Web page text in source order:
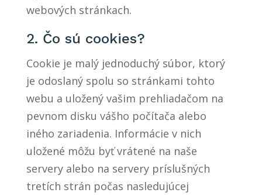
webových stránkach.
2. Čo sú cookies?
Cookie je malý jednoduchý súbor, ktorý
je odoslaný spolu so stránkami tohto
webu a uložený vašim prehliadačom na
pevnom disku vášho počítača alebo
iného zariadenia. Informácie v nich
uložené môžu byť vrátené na naše
servery alebo na servery príslušných
tretích strán počas nasledujúcej